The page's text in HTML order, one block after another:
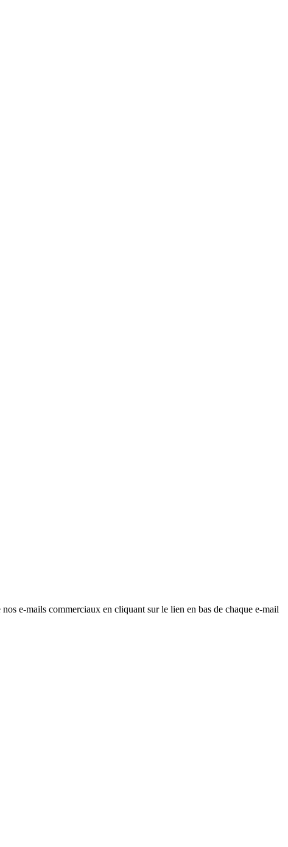
e-mails commerciaux en cliquant sur le lien en bas de chaque e-mail